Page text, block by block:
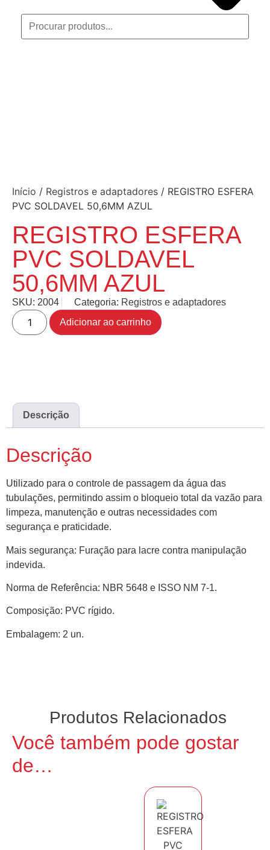
Início / Registros e adaptadores / REGISTRO ESFERA
PVC SOLDAVEL 50,6MM AZUL
REGISTRO ESFERA
PVC SOLDAVEL
50,6MM AZUL
Adicionar ao carrinho
SKU: 2004 Categoria: Registros e adaptadores
Descrição
Descrição
Utilizado para o controle de passagem da água das
tubulações, permitindo assim o bloqueio total da vazão para
limpeza, manutenção e outras necessidades com
segurança e praticidade.
Mais segurança: Furação para lacre contra manipulação
indevida.
Norma de Referência: NBR 5648 e ISSO NM 7-1.
Composição: PVC rígido.
Embalagem: 2 un.
Produtos Relacionados
Você também pode gostar
de…